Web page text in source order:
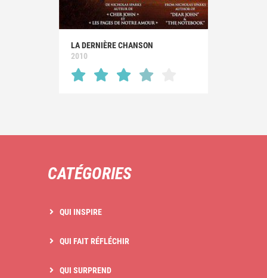
LA DERNIÈRE CHANSON
2010
CATÉGORIES
QUI INSPIRE
QUI FAIT RÉFLÉCHIR
QUI SURPREND